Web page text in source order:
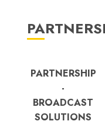
PARTNERSHIP
-
BROADCAST
SOLUTIONS